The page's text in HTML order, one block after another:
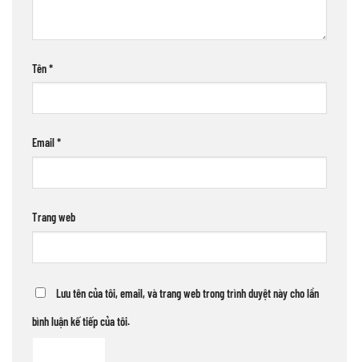
Tên*
Email*
Trang web
Lưu tên của tôi, email, và trang web trong trình duyệt này cho lần
bình luận kế tiếp của tôi.